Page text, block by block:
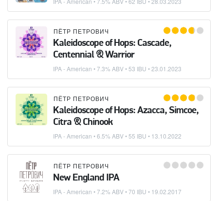
ПЁТР ПЕТРОВИЧ
Kaleidoscope of Hops: Cascade,
Centennial & Warrior
IPA - American • 7.3% ABV • 53 IBU •23.01.2023
ПЁТР ПЕТРОВИЧ
Kaleidoscope of Hops: Azacca, Simcoe,
Citra & Chinook
IPA - American • 6.5% ABV • 55 IBU • 13.10.2022
ПЁТР ПЕТРОВИЧ
New England IPA
IPA - American • 7.2% ABV • 70 IBU • 19.02.2017